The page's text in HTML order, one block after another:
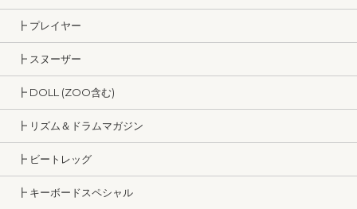
┣ プレイヤー
┣ スヌーザー
┣ DOLL (ZOO含む)
┣ リズム＆ドラムマガジン
┣ ビートレッグ
┣ キーボードスペシャル